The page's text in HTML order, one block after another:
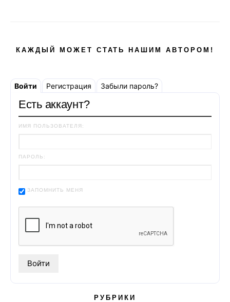
КАЖДЫЙ МОЖЕТ СТАТЬ НАШИМ АВТОРОМ!
Войти Регистрация Забыли пароль?
Есть аккаунт?
ИМЯ ПОЛЬЗОВАТЕЛЯ:
ПАРОЛЬ:
ЗАПОМНИТЬ МЕНЯ
РУБРИКИ